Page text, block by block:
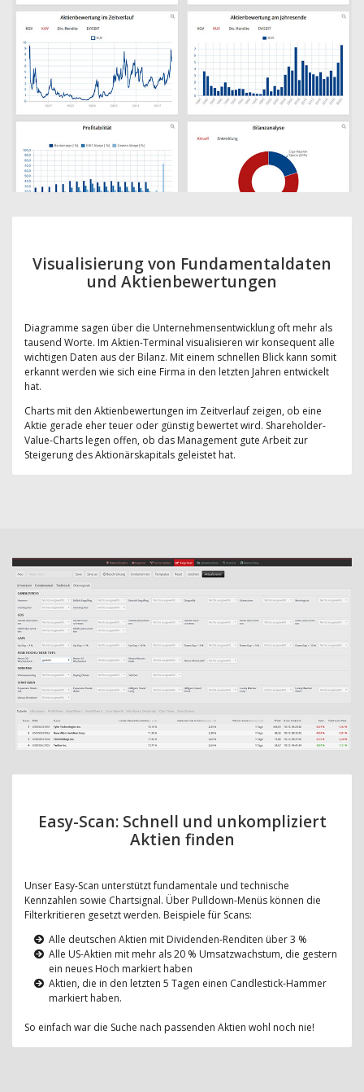
Visualisierung von Fundamentaldaten
und Aktienbewertungen
Diagramme sagen über die Unternehmensentwicklung oft mehr als
tausend Worte. Im Aktien-Terminal visualisieren wir konsequent alle
wichtigen Daten aus der Bilanz. Mit einem schnellen Blick kann somit
erkannt werden wie sich eine Firma in den letzten Jahren entwickelt
hat.
Charts mit den Aktienbewertungen im Zeitverlauf zeigen, ob eine
Aktie gerade eher teuer oder günstig bewertet wird. Shareholder-
Value-Charts legen offen, ob das Management gute Arbeit zur
Steigerung des Aktionärskapitals geleistet hat.
Easy-Scan: Schnell und unkompliziert
Aktien finden
Unser Easy-Scan unterstützt fundamentale und technische
Kennzahlen sowie Chartsignal. Über Pulldown-Menüs können die
Filterkritieren gesetzt werden. Beispiele für Scans:
Alle deutschen Aktien mit Dividenden-Renditen über 3 %
Alle US-Aktien mit mehr als 20 % Umsatzwachstum, die gestern
ein neues Hoch markiert haben
Aktien, die in den letzten 5 Tagen einen Candlestick-Hammer
markiert haben.
So einfach war die Suche nach passenden Aktien wohl noch nie!